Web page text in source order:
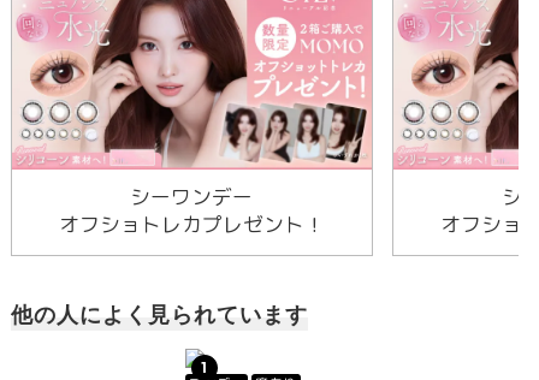
シーワンデー
オフショトレカプレゼント！
シ
オフショ
他の人によく見られています
1